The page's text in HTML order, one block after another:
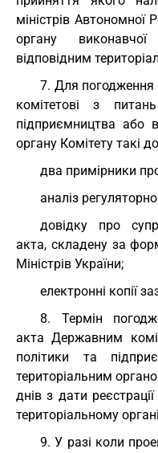
міністрів Автономної
органу
відповідним
7. Для
комітетові з
підприємництва або
органу Комітету такі
два примірники
аналіз
довідку про
акта, складену за
Міністрів України;
електронні копії
8. Термін
акта Державним
політики та
територіальним
днів з дати
територіальному
9. У разі коли